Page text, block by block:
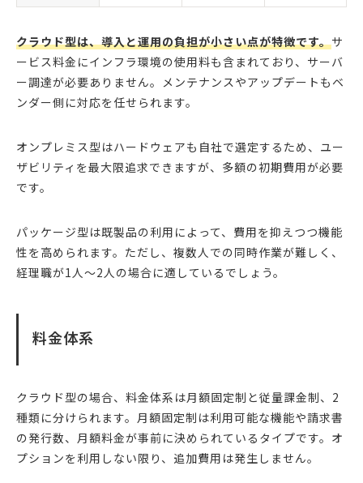
クラウド型は、導入と運用の負担が小さい点が特徴です。サ
ービス料金にインフラ環境の使用料も含まれており、サーバ
ー調達が必要ありません。メンテナンスやアップデートもベ
ンダー側に対応を任せられます。
オンプレミス型はハードウェアも自社で選定するため、ユー
ザビリティを最大限追求できますが、多額の初期費用が必要
です。
パッケージ型は既製品の利用によって、費用を抑えつつ機能
性を高められます。ただし、複数人での同時作業が難しく、
経理職が1人～2人の場合に適しているでしょう。
料金体系
クラウド型の場合、料金体系は月額固定制と従量課金制、2
種類に分けられます。月額固定制は利用可能な機能や請求書
の発行数、月額料金が事前に決められているタイプです。オ
プションを利用しない限り、追加費用は発生しません。